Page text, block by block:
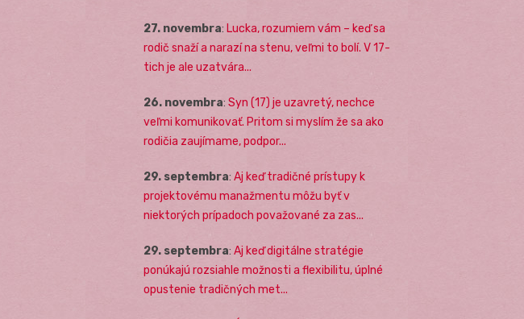
27. novembra: Lucka, rozumiem vám – keď sa
rodič snaží a narazí na stenu, veľmi to bolí. V 17-
tich je ale uzatvára...
26. novembra: Syn (17) je uzavretý, nechce
veľmi komunikovať. Pritom si myslím že sa ako
rodičia zaujímame, podpor...
29. septembra: Aj keď tradičné prístupy k
projektovému manažmentu môžu byť v
niektorých prípadoch považované za zas...
29. septembra: Aj keď digitálne stratégie
ponúkajú rozsiahle možnosti a flexibilitu, úplné
opustenie tradičných met...